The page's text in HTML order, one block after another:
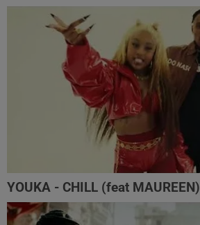
YOUKA - CHILL (feat MAUREEN)